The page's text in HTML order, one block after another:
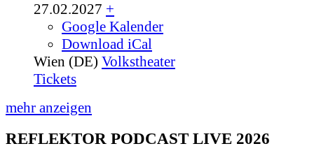
27.02.2027 +
Google Kalender
Download iCal
Wien (DE) Volkstheater
Tickets
mehr anzeigen
REFLEKTOR PODCAST LIVE 2026